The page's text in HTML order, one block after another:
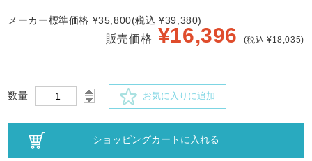
メーカー標準価格 ¥35,800(税込 ¥39,380)
販売価格 ¥16,396 (税込 ¥18,035)
数量 お気に入りに追加